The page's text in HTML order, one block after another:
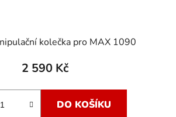
kolečka pro MAX 1090
2 590 Kč
DO KOŠÍKU